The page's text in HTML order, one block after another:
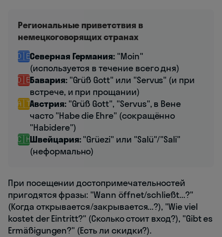
Региональные приветствия в
немецкоговорящих странах
🇩🇪Северная Германия: "Moin"
(используется в течение всего дня)
🇩🇪Бавария:"Grüß Gott" или "Servus" (и при
встрече, и при прощании)
🇦🇹Австрия:"Grüß Gott", "Servus", в Вене
часто "Habe die Ehre" (сокращённо
"Habidere")
🇨🇭Швейцария:"Grüezi" или "Salü"/"Sali"
(неформально)
При посещении достопримечательностей
пригодятся фразы: "Wann öffnet/schließt...?"
(Когда открывается/закрывается...?), "Wie viel
kostet der Eintritt?" (Сколько стоит вход?), "Gibt es
Ermäßigungen?" (Есть ли скидки?).